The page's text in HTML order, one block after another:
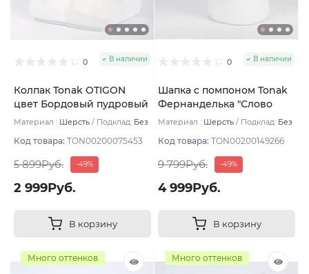
0 В наличии
Колпак Tonak OTIGON
цвет Бордовый пудровый
Материал : Шерсть Подклад: Без
Код товара: TON00200075453
5 899Руб. -49%
2 999Руб.
В корзину
0 В наличии
Шапка с помпоном Tonak
Фернанделька "Слово
пацана" цвет черный/бел
Материал : Шерсть Подклад: Без
Код товара: TON00200149266
9 799Руб. -49%
4 999Руб.
В корзину
Много оттенков Много оттенков